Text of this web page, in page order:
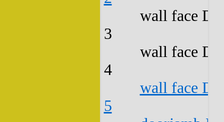
wall face
3
wall face
4
wall face
5